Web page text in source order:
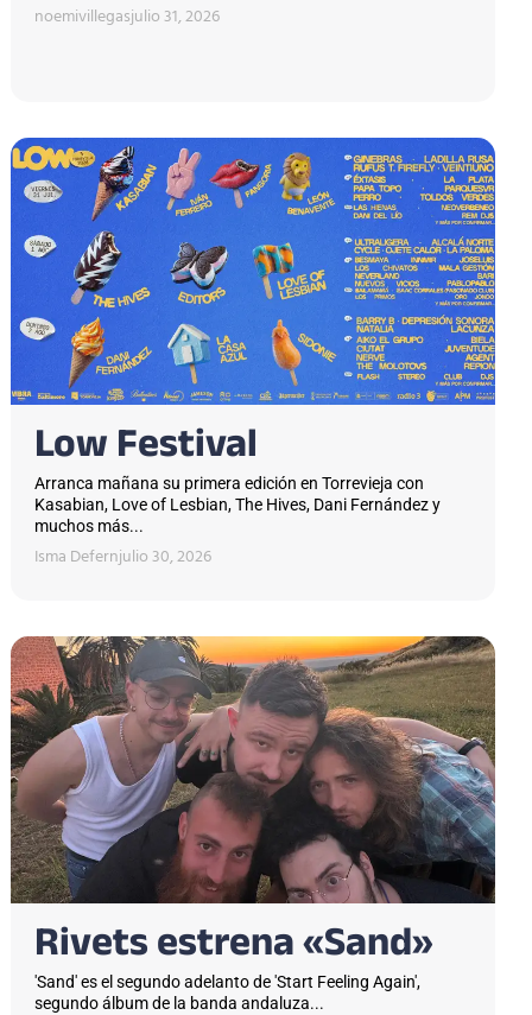
noemivillegasjulio 31, 2026
Low Festival
Arranca mañana su primera edición en Torrevieja con
Kasabian, Love of Lesbian, The Hives, Dani Fernández y
muchos más...
Isma Defernjulio 30, 2026
Rivets estrena «Sand»
'Sand' es el segundo adelanto de 'Start Feeling Again',
segundo álbum de la banda andaluza...